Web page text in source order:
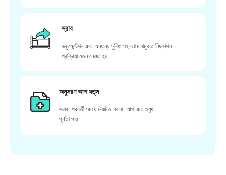
স্রাব
ডকুমেন্টেশন এবং অন্যান্য সুবিধা সহ ঝামেলামুক্ত নিষ্কাশন
প্রক্রিয়া যত্ন নেওয়া হয়
অনুসরণ আপ যত্ন
স্রাব-পরবর্তী সময়ে নিয়মিত ফলো-আপ এবং ওষুধ
পূর্ণতা পায়